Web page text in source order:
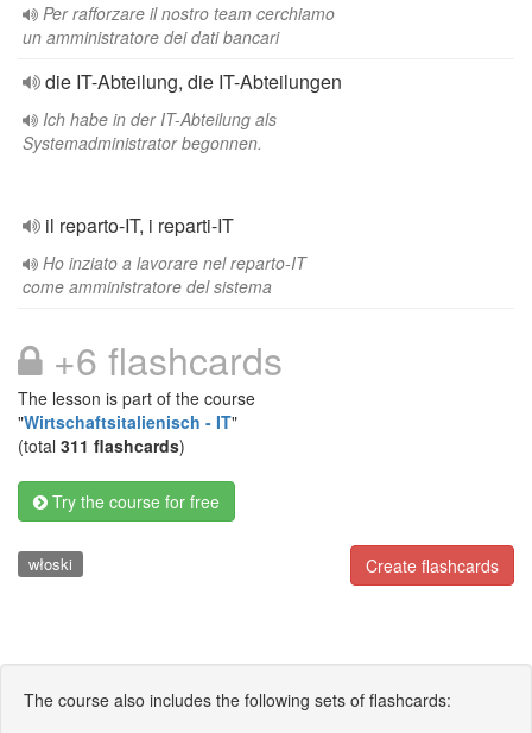
Per rafforzare il nostro team cerchiamo
un amministratore dei dati bancari
die IT-Abteilung, die IT-Abteilungen
Ich habe in der IT-Abteilung als
Systemadministrator begonnen.
il reparto-IT, i reparti-IT
Ho inziato a lavorare nel reparto-IT
come amministratore del sistema
+6 flashcards
The lesson is part of the course
"Wirtschaftsitalienisch - IT"
(total 311 flashcards)
Try the course for free
Create flashcards
włoski
The course also includes the following sets of flashcards: